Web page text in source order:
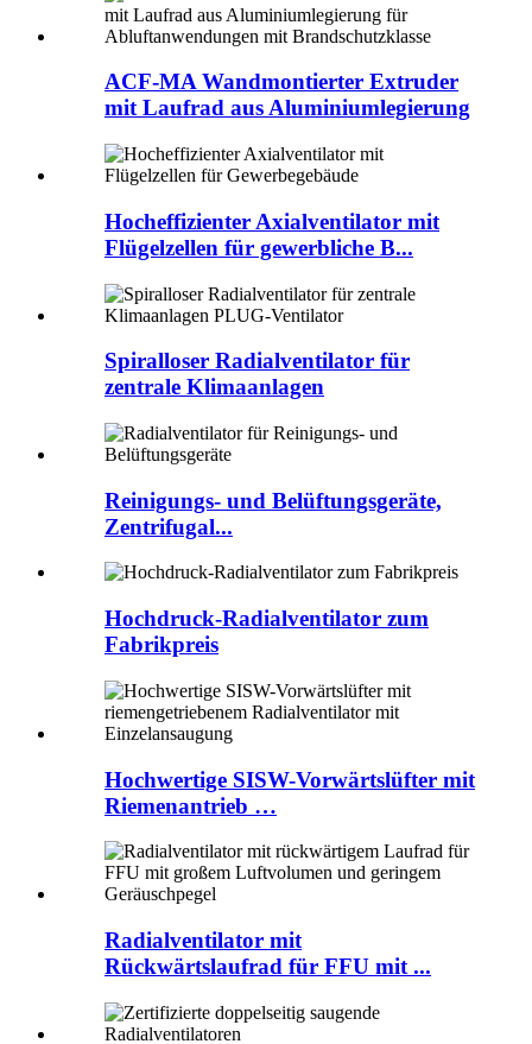
ACF-MA Wandmontierter Extruder
mit Laufrad aus Aluminiumlegierung
Hocheffizienter Axialventilator mit
Flügelzellen für gewerbliche B...
Spiralloser Radialventilator für
zentrale Klimaanlagen
Reinigungs- und Belüftungsgeräte,
Zentrifugal...
Hochdruck-Radialventilator zum
Fabrikpreis
Hochwertige SISW-Vorwärtslüfter mit
Riemenantrieb …
Radialventilator mit
Rückwärtslaufrad für FFU mit ...